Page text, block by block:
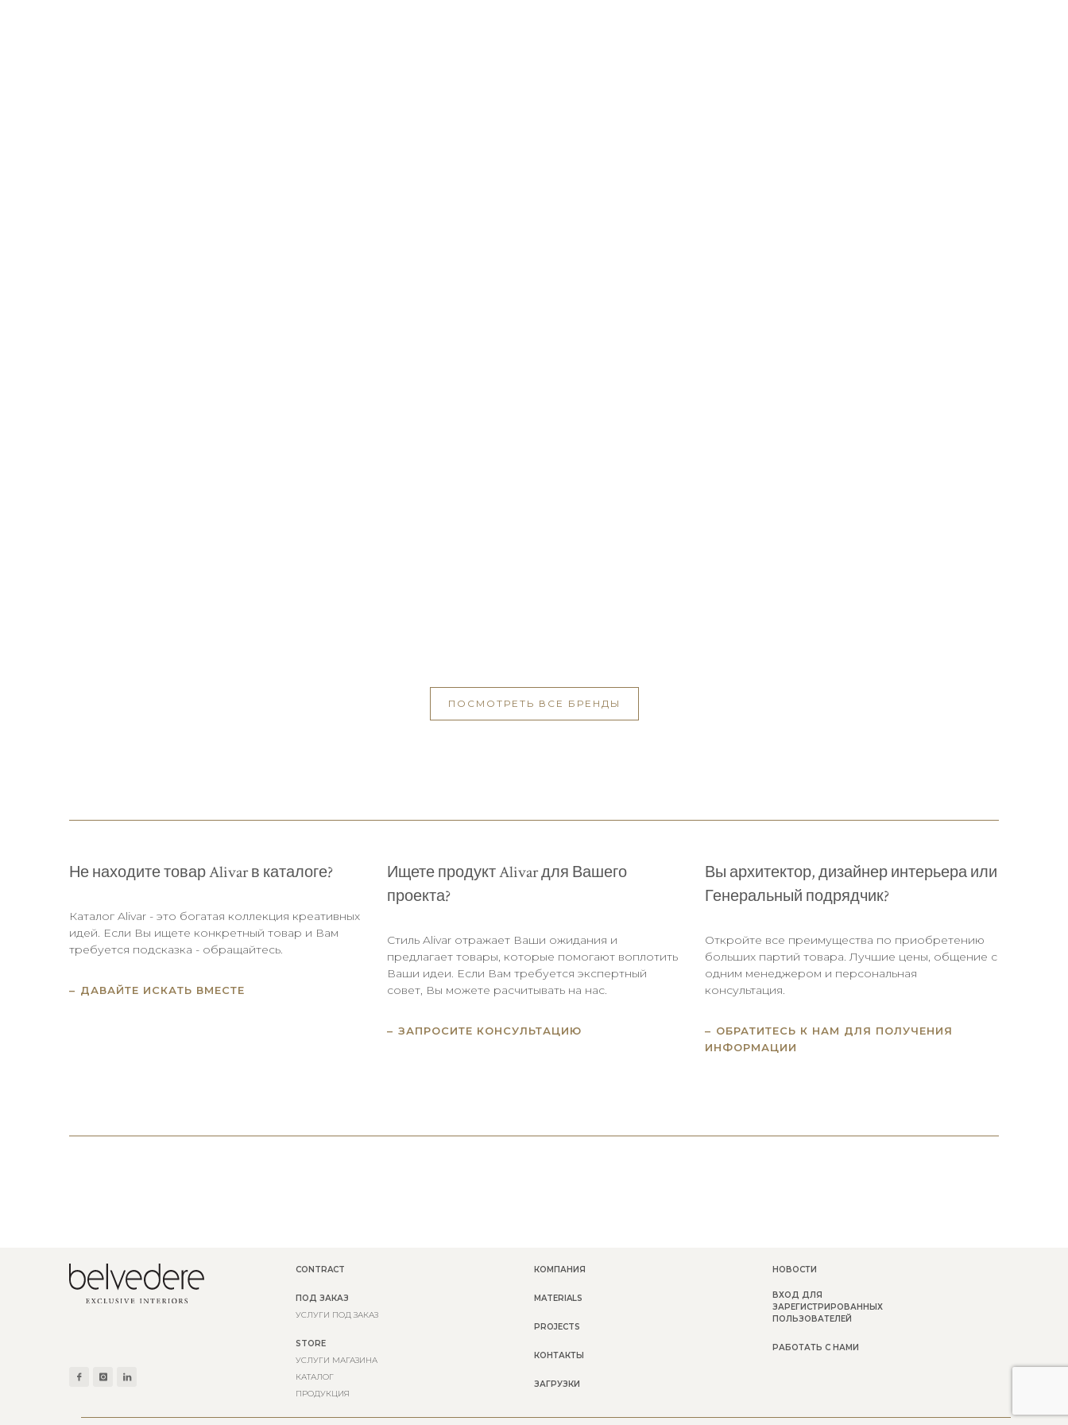
ПОСМОТРЕТЬ ВСЕ БРЕНДЫ
Не находите товар Alivar в каталоге?
Каталог Alivar - это богатая коллекция креативных
идей. Если Вы ищете конкретный товар и Вам
требуется подсказка - обращайтесь.
ДАВАЙТЕ ИСКАТЬ ВМЕСТЕ
Ищете продукт Alivar для Вашего
проекта?
Стиль Alivar отражает Ваши ожидания и
предлагает товары, которые помогают воплотить
Ваши идеи. Если Вам требуется экспертный
совет, Вы можете расчитывать на нас.
ЗАПРОСИТЕ КОНСУЛЬТАЦИЮ
Вы архитектор, дизайнер интерьера или
Генеральный подрядчик?
Откройте все преимущества по приобретению
больших партий товара. Лучшие цены, общение с
одним менеджером и персональная
консультация.
ОБРАТИТЕСЬ К НАМ ДЛЯ ПОЛУЧЕНИЯ
ИНФОРМАЦИИ
CONTRACT
ПОД ЗАКАЗ
УСЛУГИ ПОД ЗАКАЗ
STORE
УСЛУГИ МАГАЗИНА
КАТАЛОГ
ПРОДУКЦИЯ
КОМПАНИЯ
MATERIALS
PROJECTS
КОНТАКТЫ
ЗАГРУЗКИ
НОВОСТИ
ВХОД ДЛЯ
ЗАРЕГИСТРИРОВАННЫХ
ПОЛЬЗОВАТЕЛЕЙ
РАБОТАТЬ С НАМИ